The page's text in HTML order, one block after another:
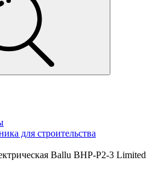
для строительства
Ballu BHP-P2-3 Limited